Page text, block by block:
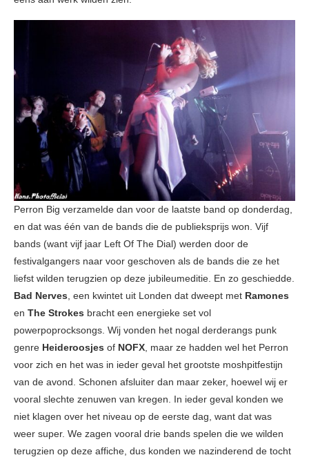
Perron Big verzamelde dan voor de laatste band op donderdag,
en dat was één van de bands die de publieksprijs won. Vijf
bands (want vijf jaar Left Of The Dial) werden door de
festivalgangers naar voor geschoven als de bands die ze het
liefst wilden terugzien op deze jubileumeditie. En zo geschiedde.
Bad Nerves, een kwintet uit Londen dat dweept met Ramones
en The Strokes bracht een energieke set vol
powerpoprocksongs. Wij vonden het nogal derderangs punk
genre Heideroosjes of NOFX, maar ze hadden wel het Perron
voor zich en het was in ieder geval het grootste moshpitfestijn
van de avond. Schonen afsluiter dan maar zeker, hoewel wij er
vooral slechte zenuwen van kregen. In ieder geval konden we
niet klagen over het niveau op de eerste dag, want dat was
weer super. We zagen vooral drie bands spelen die we wilden
terugzien op deze affiche, dus konden we nazinderend de tocht